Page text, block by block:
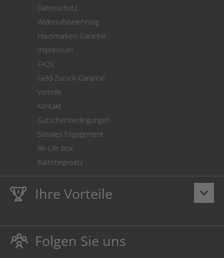
Cookie Einstellungen
Datenschutz
Widerrufsbelehrung
Hausmarken-Garantie
Impressum
FAQs
Geld-Zurück-Garantie
Vorteile
Kontakt
Gutscheinbedingungen
Soziales Engagement
Re-Life Box
Batteriegesetz
keyboard_arrow_down
Ihre Vorteile
LebenslangeHausmarke Garantieauf Toner und Tinte
schützt auch Ihren Drucker.
Umweltfreundlich dadurch Abfallvermeidung.
Folgen Sie uns